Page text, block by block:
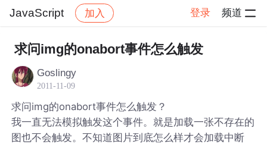
JavaScript 加入 登录 频道
社区 JavaScript 帖子详情
求问img的onabort事件怎么触发
Goslingy
2011-11-09
求问img的onabort事件怎么触发？
我一直无法模拟触发这个事件。就是加载一张不存在的
图也不会触发。不知道图片到底怎么样才会加载中断